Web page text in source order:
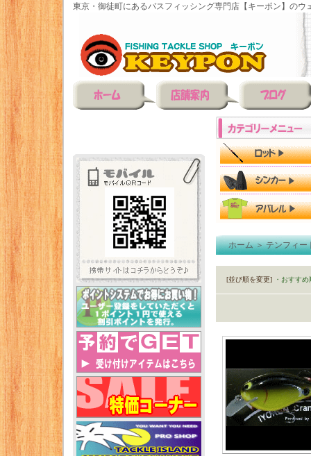
東京・御徒町にあるバスフィッシング専門店【キーポン】のウ
ホーム＞テンフィー
[並び順を変更] ・おすすめ